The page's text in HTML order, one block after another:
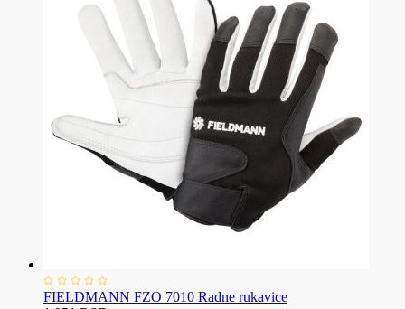
FIELDMANN FZO 7010 Radne rukavice